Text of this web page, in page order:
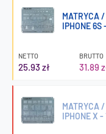
MATRYCA
IPHONE 6S
NETTO
25.93 zł
BRUTTO
31.89
MATRYCA
IPHONE X -